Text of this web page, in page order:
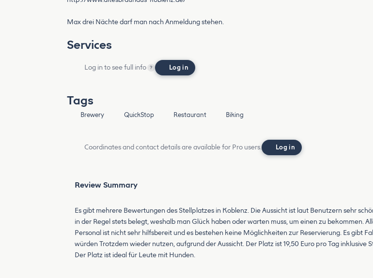
Max drei Nächte darf man nach Anmeldung stehen.
Services
Log in to see full info ? Log in
Tags
Brewery QuickStop Restaurant Biking
Coordinates and contact details are available for Pro users. Log in
Review Summary
Es gibt mehrere Bewertungen des Stellplatzes in Koblenz. Die Aussicht ist laut Benutzern sehr
in der Regel stets belegt, weshalb man Glück haben oder warten muss, um einen zu bekommen.
Personal ist nicht sehr hilfsbereit und es bestehen keine Möglichkeiten zur Reservierung. Es gibt
würden Trotzdem wieder nutzen, aufgrund der Aussicht. Der Platz ist 19,50 Euro pro Tag
Der Platz ist ideal für Leute mit Hunden.